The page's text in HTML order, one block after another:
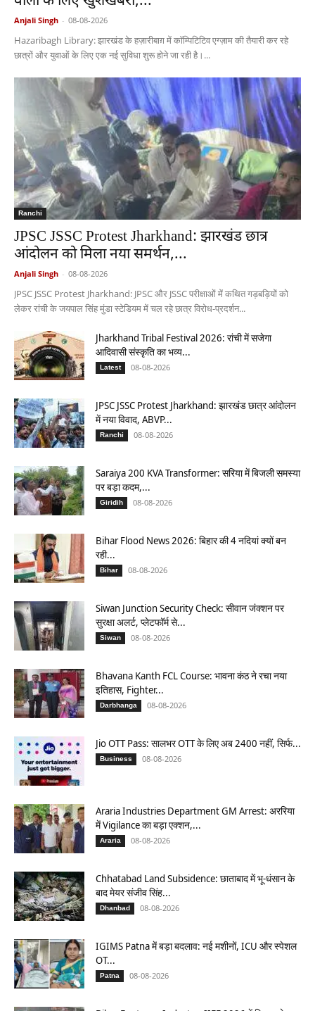
Anjali Singh - 08-08-2026
Hazaribagh Library: झारखंड के हज़ारीबाग़ में कॉम्पिटिटिव एग्ज़ाम की तैयारी कर रहे
छात्रों और युवाओं के लिए एक नई सुविधा शुरू होने जा रही है।...
Ranchi
JPSC JSSC Protest Jharkhand: झारखंड छात्र
आंदोलन को मिला नया समर्थन,...
Anjali Singh - 08-08-2026
JPSC JSSC Protest Jharkhand: JPSC और JSSC परीक्षाओं में कथित गड़बड़ियों को
लेकर रांची के जयपाल सिंह मुंडा स्टेडियम में चल रहे छात्र विरोध-प्रदर्शन...
Jharkhand Tribal Festival 2026: रांची में सजेगा
आदिवासी संस्कृति का भव्य...
Latest 08-08-2026
JPSC JSSC Protest Jharkhand: झारखंड छात्र आंदोलन
में नया विवाद, ABVP...
Ranchi 08-08-2026
Saraiya 200 KVA Transformer: सरिया में बिजली समस्या
पर बड़ा कदम,...
Giridih 08-08-2026
Bihar Flood News 2026: बिहार की 4 नदियां क्यों बन
रही...
Bihar 08-08-2026
Siwan Junction Security Check: सीवान जंक्शन पर
सुरक्षा अलर्ट, प्लेटफॉर्म से...
Siwan 08-08-2026
Bhavana Kanth FCL Course: भावना कंठ ने रचा नया
इतिहास, Fighter...
Darbhanga 08-08-2026
Jio OTT Pass: सालभर OTT के लिए अब 2400 नहीं, सिर्फ...
Business 08-08-2026
Araria Industries Department GM Arrest: अररिया
में Vigilance का बड़ा एक्शन,...
Araria 08-08-2026
Chhatabad Land Subsidence: छाताबाद में भू-धंसान के
बाद मेयर संजीव सिंह...
Dhanbad 08-08-2026
IGIMS Patna में बड़ा बदलाव: नई मशीनों, ICU और स्पेशल
OT...
Patna 08-08-2026